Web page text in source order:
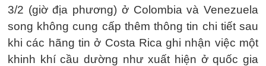
3/2 (giờ địa phương) ở Colombia và Venezuela
song không cung cấp thêm thông tin chi tiết sau
khi các hãng tin ở Costa Rica ghi nhận việc một
khinh khí cầu dường như xuất hiện ở quốc gia